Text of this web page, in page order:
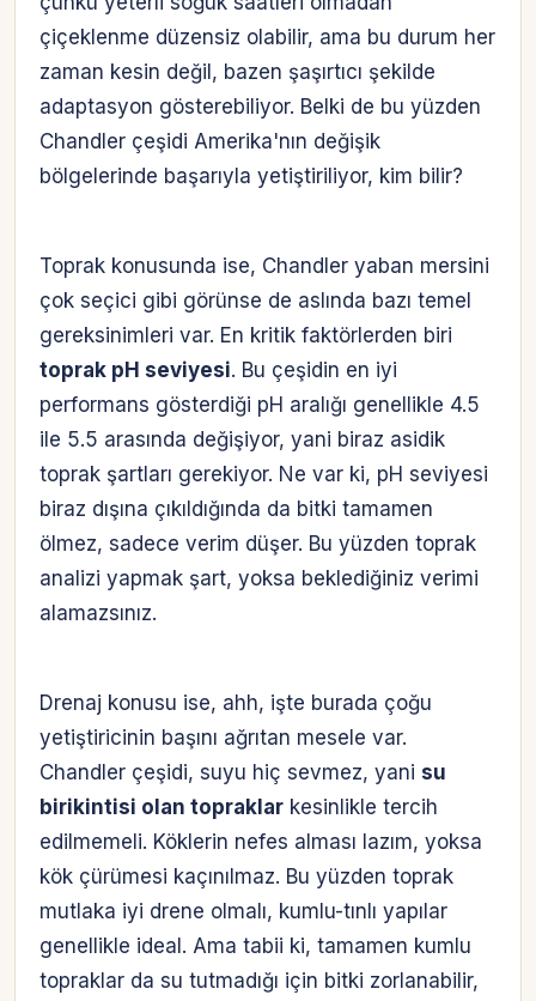
çiçeklenme düzensiz olabilir, ama bu durum her
zaman kesin değil, bazen şaşırtıcı şekilde
adaptasyon gösterebiliyor. Belki de bu yüzden
Chandler çeşidi Amerika'nın değişik
bölgelerinde başarıyla yetiştiriliyor, kim bilir?
Toprak konusunda ise, Chandler yaban mersini
çok seçici gibi görünse de aslında bazı temel
gereksinimleri var. En kritik faktörlerden biri
toprak pH seviyesi. Bu çeşidin en iyi
performans gösterdiği pH aralığı genellikle 4.5
ile 5.5 arasında değişiyor, yani biraz asidik
toprak şartları gerekiyor. Ne var ki, pH seviyesi
biraz dışına çıkıldığında da bitki tamamen
ölmez, sadece verim düşer. Bu yüzden toprak
analizi yapmak şart, yoksa beklediğiniz verimi
alamazsınız.
Drenaj konusu ise, ahh, işte burada çoğu
yetiştiricinin başını ağrıtan mesele var.
Chandler çeşidi, suyu hiç sevmez, yani su
birikintisi olan topraklar kesinlikle tercih
edilmemeli. Köklerin nefes alması lazım, yoksa
kök çürümesi kaçınılmaz. Bu yüzden toprak
mutlaka iyi drene olmalı, kumlu-tınlı yapılar
genellikle ideal. Ama tabii ki, tamamen kumlu
topraklar da su tutmadığı için bitki zorlanabilir,